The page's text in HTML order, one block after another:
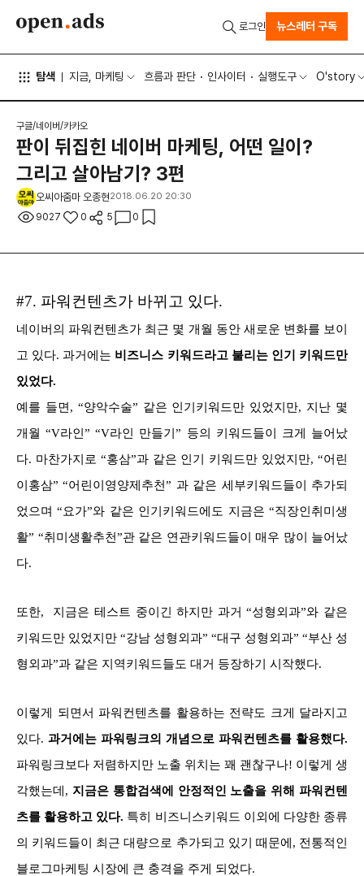
탐색 지금, 마케팅 흐름과 판단 인사이터 실행도구 O'story
로그인 뉴스레터 구독
구글/네이버/카카오
판이 뒤집힌 네이버 마케팅, 어떤 일이?
그리고 살아남기? 3편
오씨아줌마 오종현2018.06.20 20:30
9027 0 5 0
#7. 파워컨텐츠가 바뀌고 있다.
네이버의 파워컨텐츠가 최근 몇 개월 동안 새로운 변화를 보이
고 있다. 과거에는 비즈니스 키워드라고 불리는 인기 키워드만
있었다.
예를 들면, “양악수술” 같은 인기키워드만 있었지만, 지난 몇
개월 “V라인” “V라인 만들기” 등의 키워드들이 크게 늘어났
다. 마찬가지로 “홍삼”과 같은 인기 키워드만 있었지만, “어린
이홍삼” “어린이영양제추천” 과 같은 세부키워드들이 추가되
었으며 “요가”와 같은 인기키워드에도 지금은 “직장인취미생
활” “취미생활추천”관 같은 연관키워드들이 매우 많이 늘어났
다.
또한, 지금은 테스트 중이긴 하지만 과거 “성형외과”와 같은
키워드만 있었지만 “강남 성형외과” “대구 성형외과” “부산 성
형외과”과 같은 지역키워드들도 대거 등장하기 시작했다.
이렇게 되면서 파워컨텐츠를 활용하는 전략도 크게 달라지고
있다. 과거에는 파워링크의 개념으로 파워컨텐츠를 활용했다.
파워링크보다 저렴하지만 노출 위치는 꽤 괜찮구나! 이렇게 생
각했는데, 지금은 통합검색에 안정적인 노출을 위해 파워컨텐
츠를 활용하고 있다. 특히 비즈니스키워드 이외에 다양한 종류
의 키워드들이 최근 대량으로 추가되고 있기 때문에, 전통적인
블로그마케팅 시장에 큰 충격을 주게 되었다.